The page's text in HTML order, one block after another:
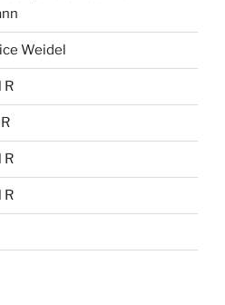
Weidel
R
R
R